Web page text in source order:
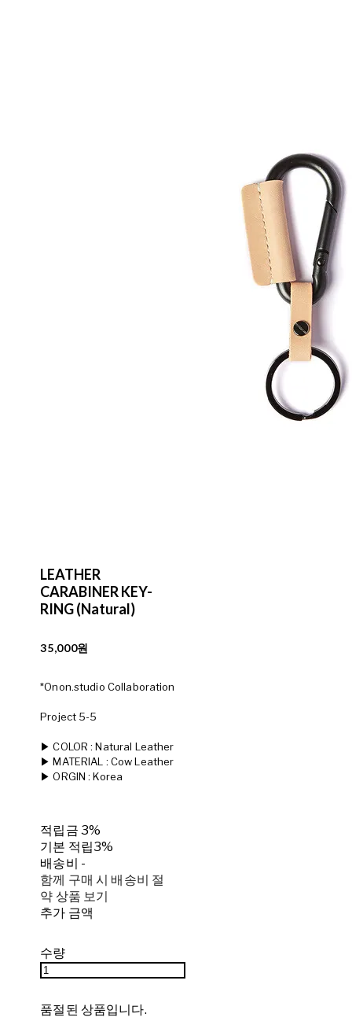
LEATHER
CARABINER KEY-
RING (Natural)
35,000원
*Onon.studio Collaboration
Project 5-5
▶ COLOR : Natural Leather
▶ MATERIAL : Cow Leather
▶ ORGIN : Korea
적립금 3%
기본 적립3%
배송비 -
함께 구매 시 배송비 절
약 상품 보기
추가 금액
수량
품절된 상품입니다.